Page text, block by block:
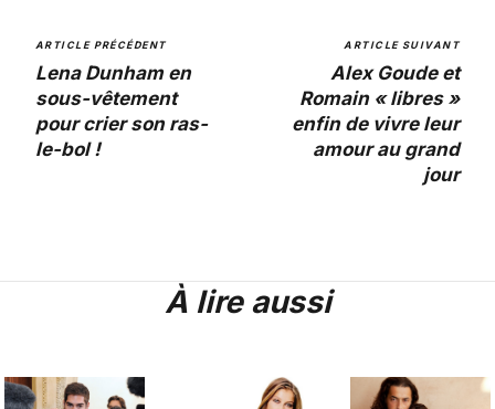
ARTICLE PRÉCÉDENT
Lena Dunham en
sous-vêtement
pour crier son ras-
le-bol !
ARTICLE SUIVANT
Alex Goude et
Romain « libres »
enfin de vivre leur
amour au grand
jour
À lire aussi